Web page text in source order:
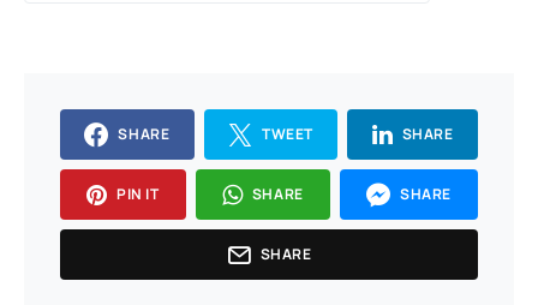
SHARE TWEET SHARE
PIN IT SHARE SHARE
SHARE